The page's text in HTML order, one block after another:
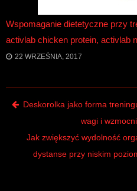
Wspomaganie dietetyczne przy
activlab chicken protein, activlab
22 WRZEŚNIA, 2017
Post
Deskorolka jako forma
wagi i
Jak zwiększyć wydolność
dystanse przy niskim